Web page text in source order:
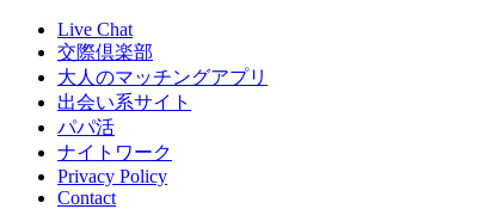
Live Chat
交際倶楽部
大人のマッチングアプリ
出会い系サイト
パパ活
ナイトワーク
Privacy Policy
Contact